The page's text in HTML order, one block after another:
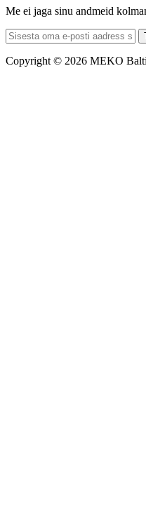
Me ei jaga sinu andmeid
Copyright © 2026 MEKO